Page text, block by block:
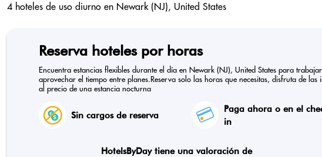
4 hoteles de uso diurno en Newark (NJ), United States
Reserva hoteles por horas
Encuentra estancias flexibles durante el día en Newark (NJ), United States para
aprovechar el tiempo entre planes.Reserva solo las horas que necesitas, disfruta de
al precio de una estancia nocturna
Sin cargos de reserva
Paga ahora o en el
in
HotelsByDay tiene una valoración de